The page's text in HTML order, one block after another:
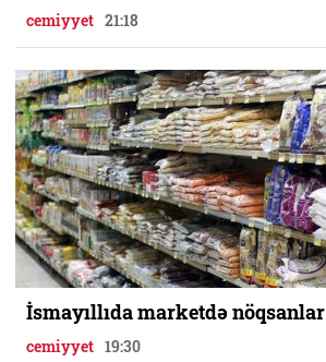
cemiyyet 21:18
İsmayıllıda marketdə
cemiyyet 19:30